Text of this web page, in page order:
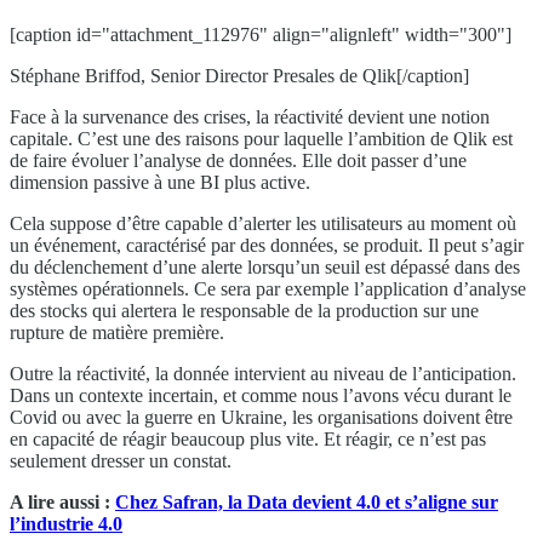
[caption id="attachment_112976" align="alignleft" width="300"]
Stéphane Briffod, Senior Director Presales de Qlik[/caption]
Face à la survenance des crises, la réactivité devient une notion
capitale. C’est une des raisons pour laquelle l’ambition de Qlik est
de faire évoluer l’analyse de données. Elle doit passer d’une
dimension passive à une BI plus active.
Cela suppose d’être capable d’alerter les utilisateurs au moment où
un événement, caractérisé par des données, se produit. Il peut s’agir
du déclenchement d’une alerte lorsqu’un seuil est dépassé dans des
systèmes opérationnels. Ce sera par exemple l’application d’analyse
des stocks qui alertera le responsable de la production sur une
rupture de matière première.
Outre la réactivité, la donnée intervient au niveau de l’anticipation.
Dans un contexte incertain, et comme nous l’avons vécu durant le
Covid ou avec la guerre en Ukraine, les organisations doivent être
en capacité de réagir beaucoup plus vite. Et réagir, ce n’est pas
seulement dresser un constat.
A lire aussi : Chez Safran, la Data devient 4.0 et s’aligne sur
l’industrie 4.0